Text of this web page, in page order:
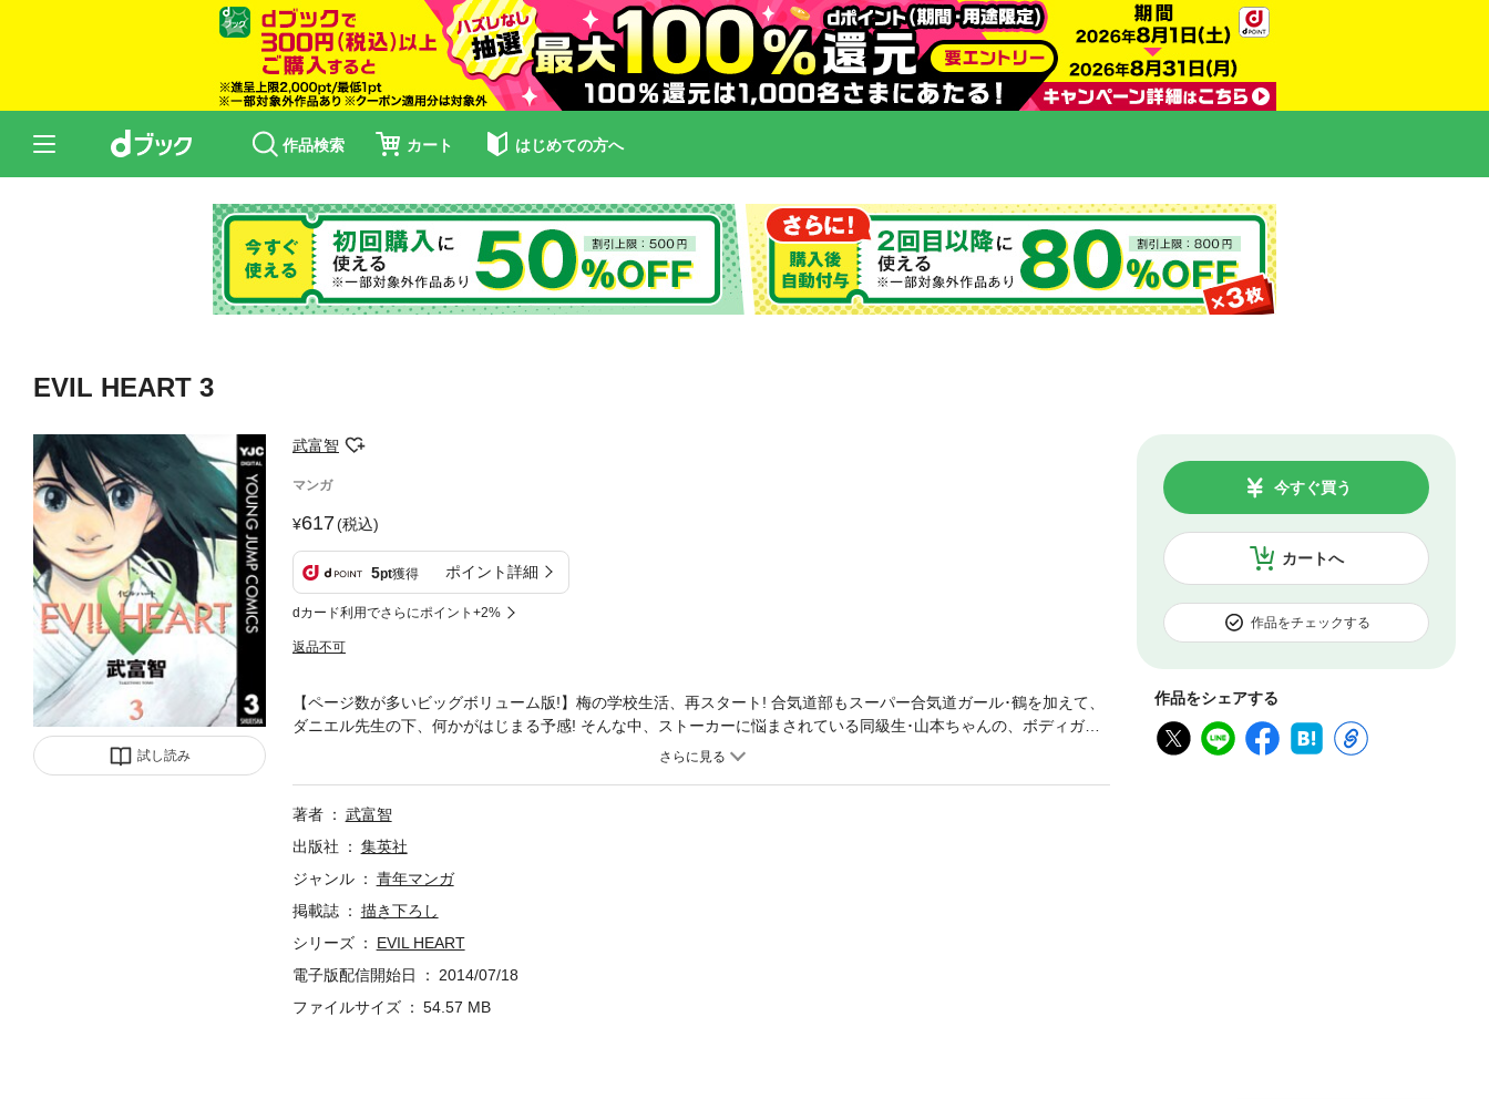
作品検索 カート はじめての方へ
EVIL HEART 3
試し読み
武富智
マンガ
617(税込)
5pt獲得 ポイント詳細
dカード利用でさらにポイント+2%
返品不可
カートへ
今すぐ買う
作品をチェックする
作品をシェアする
【ページ数が多いビッグボリューム版!】梅の学校生活、再スタート! 合気道部もスーパー合気道ガール･鶴を加えて、
ダニエル先生の下、何かがはじまる予感! そんな中、ストーカーに悩まされている同級生･山本ちゃんの、ボディガー
ドを買って出た鶴に対して梅は…。新しい出会いと新しい笑顔。みんなの優しさが、行く道を照らす!!
著者
武富智
出版社
集英社
ジャンル
青年マンガ
掲載誌
描き下ろし
シリーズ
EVIL HEART
電子版配信開始日
2014/07/18
ファイルサイズ
54.57 MB